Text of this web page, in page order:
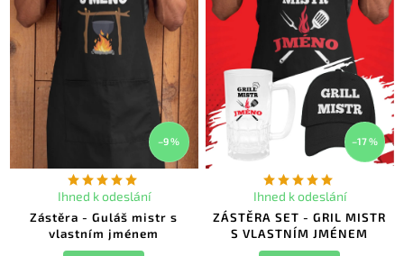
–9 %
Zástěra - Guláš mistr s
vlastním jménem
Ihned k odeslání
–17 %
ZÁSTĚRA SET - GRIL MISTR
S VLASTNÍM JMÉNEM
Ihned k odeslání